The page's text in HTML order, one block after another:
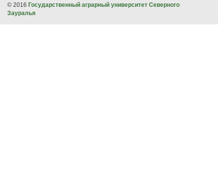
© 2016 Государственный аграрный университет Северного
Зауралья